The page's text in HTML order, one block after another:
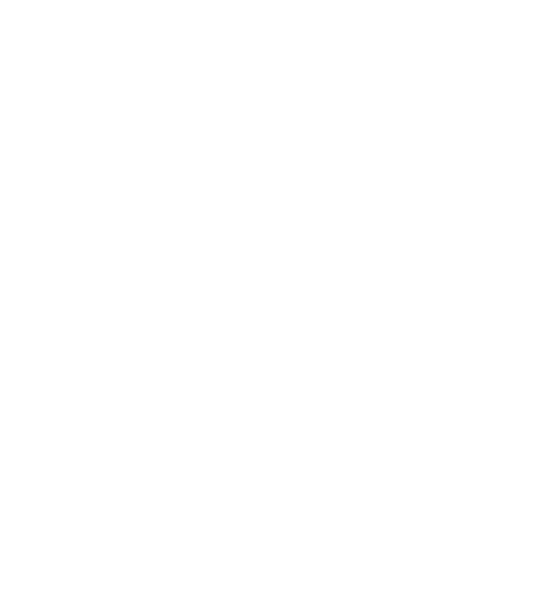
きます
が味わえます
描くキャリアパスを実現できる環境があ